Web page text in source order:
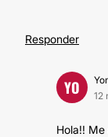
Responder
YO
12
Hola!!